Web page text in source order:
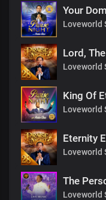
Your
Loveworld
Lord,
Loveworld
King Of
Loveworld
Eternity
Loveworld
The
Loveworld